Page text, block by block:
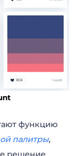
функцию
палитры,
решение.